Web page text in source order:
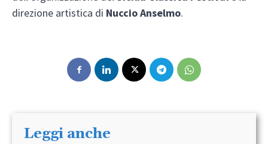
direzione artistica di Nuccio Anselmo.
Leggi anche